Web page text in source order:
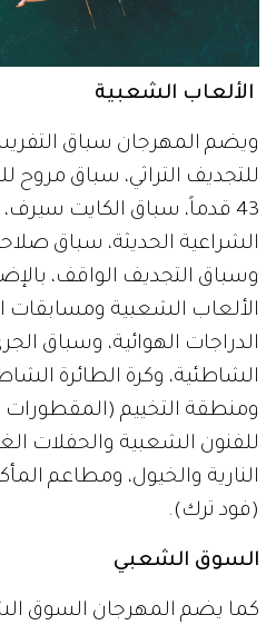
الألعاب الشعبية
ويضم المهرجان سباق
للتجديف التراثي، سباق مروح
43 قدماً، سباق الكايت
الشراعية الحديثة، سباق
وسباق التجديف الواقف،
الألعاب الشعبية ومسابقات
الدراجات الهوائية، وسباق
الشاطئية، وكرة الطائرة
ومنطقة التخييم
للفنون الشعبية والحفلات
النارية والخيول، ومطاعم
(فود ترك).
السوق الشعبي
كما يضم المهرجان السوق